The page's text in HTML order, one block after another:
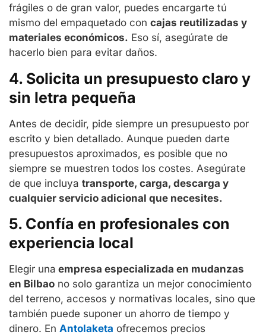
frágiles o de gran valor, puedes encargarte tú
mismo del empaquetado con cajas reutilizadas y
materiales económicos. Eso sí, asegúrate de
hacerlo bien para evitar daños.
4. Solicita un presupuesto claro y
sin letra pequeña
Antes de decidir, pide siempre un presupuesto por
escrito y bien detallado. Aunque pueden darte
presupuestos aproximados, es posible que no
siempre se muestren todos los costes. Asegúrate
de que incluya transporte, carga, descarga y
cualquier servicio adicional que necesites.
5. Confía en profesionales con
experiencia local
Elegir una empresa especializada en mudanzas
en Bilbao no solo garantiza un mejor conocimiento
del terreno, accesos y normativas locales, sino que
también puede suponer un ahorro de tiempo y
dinero. En Antolaketa ofrecemos precios